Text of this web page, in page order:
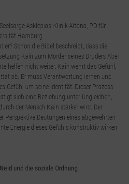
Asklepios-Klinik Altona, PD für
Hamburg
er? Schon die Bibel beschreibt, dass die
Kain zum Mörder seines Bruders Abel
helfen nicht weiter. Kain wehrt das Gefühl,
ab. Er muss Verantwortung lernen und
Gefühl um seine Identität. Dieser Prozess
sich eine Beziehung unter Ungleichen,
der Mensch Kain stärker wird. Der
Perspektive Deutungen eines abgewehrten
Energie dieses Gefühls konstruktiv wirken
und die soziale Ordnung